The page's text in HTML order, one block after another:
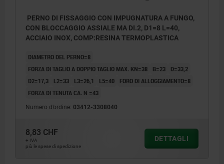
PERNO DI FISSAGGIO CON IMPUGNATURA A FUNGO,
CON BLOCCAGGIO ASSIALE MA DI.2, D1=8 L=40,
ACCIAIO INOX, COMP:RESINA TERMOPLASTICA
DIAMETRO DEL PERNO=8
FORZA DI TAGLIO A DOPPIO TAGLIO MAX. KN=38
B=23
D=33,2
D2=17,3
L2=33 L3=26,1 L5=40
FORO DI ALLOGGIAMENTO=8
FORZA DI TENUTA CA. N =43
Numero d’ordine: 03412-3308040
8,83 CHF
+ IVA
più le spese di spedizione
DETTAGLI